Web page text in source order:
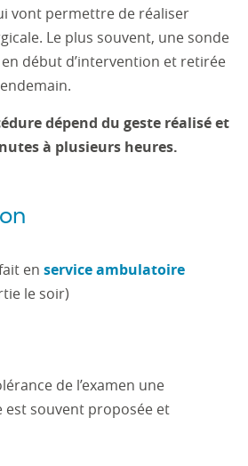
vont permettre de réaliser
Le plus souvent, une sonde
début d’intervention et retirée
dépend du geste réalisé et
à plusieurs heures.
en service ambulatoire
le soir)
de l’examen une
est souvent proposée et